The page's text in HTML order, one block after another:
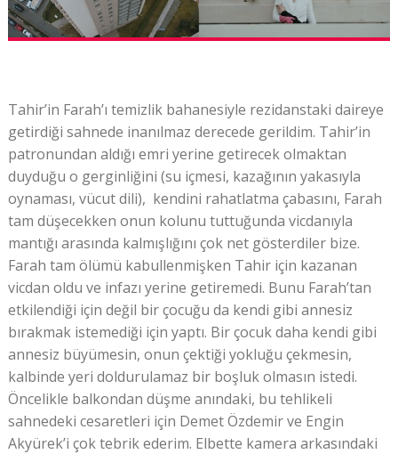
Tahir’in Farah’ı temizlik bahanesiyle rezidanstaki daireye
getirdiği sahnede inanılmaz derecede gerildim. Tahir’in
patronundan aldığı emri yerine getirecek olmaktan
duyduğu o gerginliğini (su içmesi, kazağının yakasıyla
oynaması, vücut dili), kendini rahatlatma çabasını, Farah
tam düşecekken onun kolunu tuttuğunda vicdanıyla
mantığı arasında kalmışlığını çok net gösterdiler bize.
Farah tam ölümü kabullenmişken Tahir için kazanan
vicdan oldu ve infazı yerine getiremedi. Bunu Farah’tan
etkilendiği için değil bir çocuğu da kendi gibi annesiz
bırakmak istemediği için yaptı. Bir çocuk daha kendi gibi
annesiz büyümesin, onun çektiği yokluğu çekmesin,
kalbinde yeri doldurulamaz bir boşluk olmasın istedi.
Öncelikle balkondan düşme anındaki, bu tehlikeli
sahnedeki cesaretleri için Demet Özdemir ve Engin
Akyürek’i çok tebrik ederim. Elbette kamera arkasındaki